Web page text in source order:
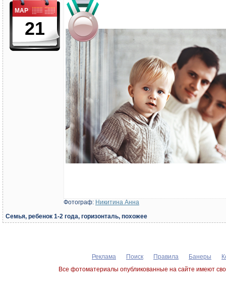
21
МАР
Фотограф: Никитина Анна
Семья, ребенок 1-2 года, горизонталь, похожее
Реклама Поиск Правила Банеры
Все фотоматериалы опубликованные на сайте имеют